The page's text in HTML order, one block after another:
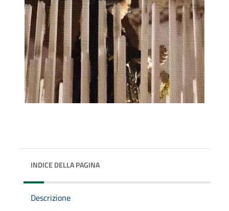
INDICE DELLA PAGINA
Descrizione